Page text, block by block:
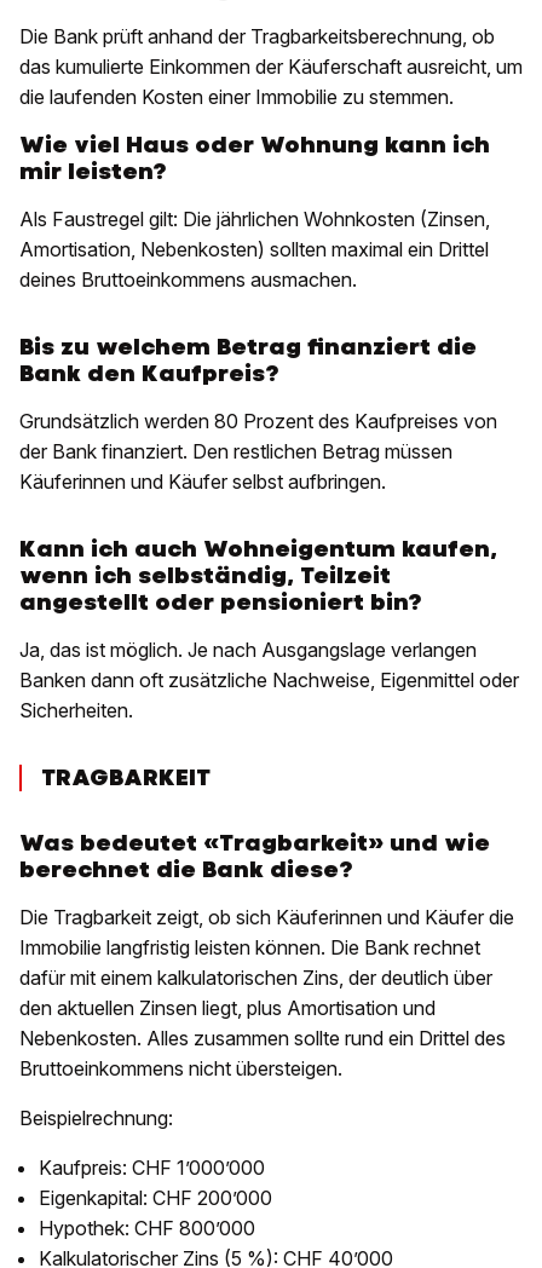
Die Bank prüft anhand der Tragbarkeitsberechnung, ob
das kumulierte Einkommen der Käuferschaft ausreicht, um
die laufenden Kosten einer Immobilie zu stemmen.
Wie viel Haus oder Wohnung kann ich
mir leisten?
Als Faustregel gilt: Die jährlichen Wohnkosten (Zinsen,
Amortisation, Nebenkosten) sollten maximal ein Drittel
deines Bruttoeinkommens ausmachen.
Bis zu welchem Betrag finanziert die
Bank den Kaufpreis?
Grundsätzlich werden 80 Prozent des Kaufpreises von
der Bank finanziert. Den restlichen Betrag müssen
Käuferinnen und Käufer selbst aufbringen.
Kann ich auch Wohneigentum kaufen,
wenn ich selbständig, Teilzeit
angestellt oder pensioniert bin?
Ja, das ist möglich. Je nach Ausgangslage verlangen
Banken dann oft zusätzliche Nachweise, Eigenmittel oder
Sicherheiten.
TRAGBARKEIT
Was bedeutet «Tragbarkeit» und wie
berechnet die Bank diese?
Die Tragbarkeit zeigt, ob sich Käuferinnen und Käufer die
Immobilie langfristig leisten können. Die Bank rechnet
dafür mit einem kalkulatorischen Zins, der deutlich über
den aktuellen Zinsen liegt, plus Amortisation und
Nebenkosten. Alles zusammen sollte rund ein Drittel des
Bruttoeinkommens nicht übersteigen.
Beispielrechnung:
Kaufpreis: CHF 1’000’000
Eigenkapital: CHF 200’000
Hypothek: CHF 800’000
Kalkulatorischer Zins (5 %): CHF 40’000